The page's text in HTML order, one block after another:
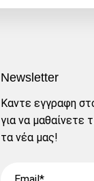
Newsletter
Καντε εγγραφη
για να μαθαίνετε
τα νέα μας!